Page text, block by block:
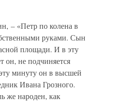
– «Петр по колена в
руками. Сын
площади. И в эту
он, не подчиняется
минуту он в высшей
Ивана Грозного.
же народен, как